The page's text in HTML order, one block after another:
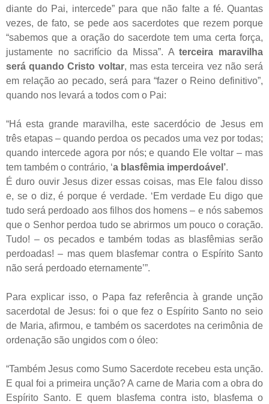
diante do Pai, intercede” para que não falte a fé. Quantas
vezes, de fato, se pede aos sacerdotes que rezem porque
“sabemos que a oração do sacerdote tem uma certa força,
justamente no sacrifício da Missa”. Aterceira maravilha
será quando Cristo voltar, mas esta terceira vez não será
em relação ao pecado, será para “fazer o Reino definitivo”,
quando nos levará a todos com o Pai:
“Há esta grande maravilha, este sacerdócio de Jesus em
três etapas – quando perdoa os pecados uma vez por todas;
quando intercede agora por nós; e quando Ele voltar – mas
tem também o contrário, ‘a blasfêmia imperdoável’.
É duro ouvir Jesus dizer essas coisas, mas Ele falou disso
e, se o diz, é porque é verdade. ‘Em verdade Eu digo que
tudo será perdoado aos filhos dos homens – e nós sabemos
que o Senhor perdoa tudo se abrirmos um pouco o coração.
Tudo! – os pecados e também todas as blasfêmias serão
perdoadas! – mas quem blasfemar contra o Espírito Santo
não será perdoado eternamente’”.
Para explicar isso, o Papa faz referência à grande unção
sacerdotal de Jesus: foi o que fez o Espírito Santo no seio
de Maria, afirmou, e também os sacerdotes na cerimônia de
ordenação são ungidos com o óleo:
“Também Jesus como Sumo Sacerdote recebeu esta unção.
E qual foi a primeira unção? A carne de Maria com a obra do
Espírito Santo. E quem blasfema contra isto, blasfema o